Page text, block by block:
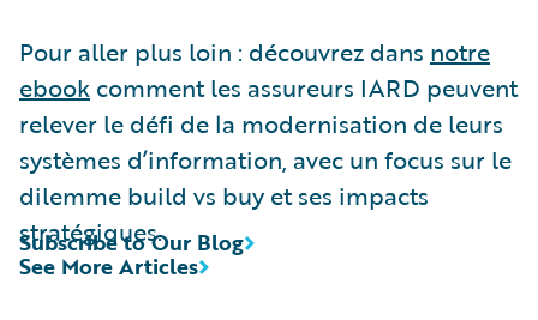
Pour aller plus loin : découvrez dans notre
ebook comment les assureurs IARD peuvent
relever le défi de la modernisation de leurs
systèmes d’information, avec un focus sur le
dilemme build vs buy et ses impacts
stratégiques.
See More Articles
Subscribe to Our Blog